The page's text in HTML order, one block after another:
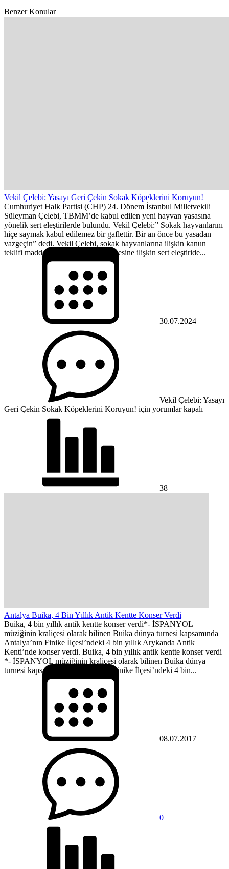
Benzer Konular
Vekil Çelebi: Yasayı Geri Çekin Sokak Köpeklerini Koruyun!
Cumhuriyet Halk Partisi (CHP) 24. Dönem İstanbul Milletvekili
Süleyman Çelebi, TBMM’de kabul edilen yeni hayvan yasasına
yönelik sert eleştirilerde bulundu. Vekil Çelebi:” Sokak hayvanlarını
hiçe saymak kabul edilemez bir gaflettir. Bir an önce bu yasadan
vazgeçin” dedi. Vekil Çelebi, sokak hayvanlarına ilişkin kanun
teklifi maddelerinin meclisten geçmesine ilişkin sert eleştiride...
30.07.2024
Vekil Çelebi: Yasayı
Geri Çekin Sokak Köpeklerini Koruyun! için yorumlar kapalı
38
Antalya Buika, 4 Bin Yıllık Antik Kentte Konser Verdi
Buika, 4 bin yıllık antik kentte konser verdi*- İSPANYOL
müziğinin kraliçesi olarak bilinen Buika dünya turnesi kapsamında
Antalya’nın Finike İlçesi’ndeki 4 bin yıllık Arykanda Antik
Kenti’nde konser verdi. Buika, 4 bin yıllık antik kentte konser verdi
*- İSPANYOL müziğinin kraliçesi olarak bilinen Buika dünya
turnesi kapsamında Antalya‘nın Finike İlçesi’ndeki 4 bin...
08.07.2017
0